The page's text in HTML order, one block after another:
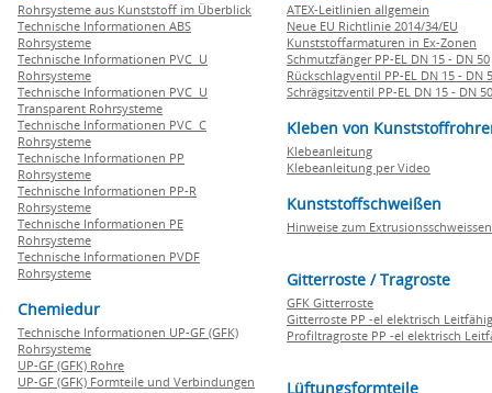
Rohrsysteme aus Kunststoff im Überblick
Technische Informationen ABS
Rohrsysteme
Technische Informationen PVC U
Rohrsysteme
Technische Informationen PVC U
Transparent Rohrsysteme
Technische Informationen PVC C
Rohrsysteme
Technische Informationen PP
Rohrsysteme
Technische Informationen PP-R
Rohrsysteme
Technische Informationen PE
Rohrsysteme
Technische Informationen PVDF
Rohrsysteme
Chemiedur
Technische Informationen UP-GF (GFK)
Rohrsysteme
UP-GF (GFK) Rohre
UP-GF (GFK) Formteile und Verbindungen
ATEX-Leitlinien allgemein
Neue EU Richtlinie 2014/34/EU
Kunststoffarmaturen in Ex-Zonen
Schmutzfänger PP-EL DN 15 - DN 50
Rückschlagventil PP-EL DN 15 - DN
Schrägsitzventil PP-EL DN 15 - DN 50
Kleben von
Klebeanleitung
Klebeanleitung per Video
Kunststoffschweißen
Hinweise zum Extrusionsschweissen
Gitterroste / Tragroste
GFK Gitterroste
Gitterroste PP -el elektrisch Leitfähig
Profiltragroste PP -el elektrisch
Lüftungsformteile